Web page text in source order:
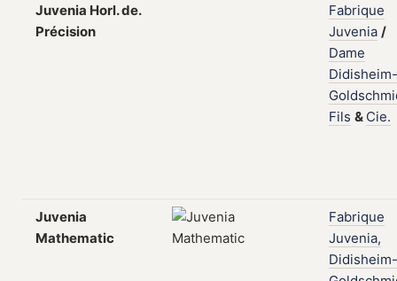
Juvenia Horl. de.
Précision
Fabrique
Juvenia /
Dame
Didisheim-
Fils & Cie.
Juvenia
Mathematic
Fabrique
Juvenia,
Didisheim-